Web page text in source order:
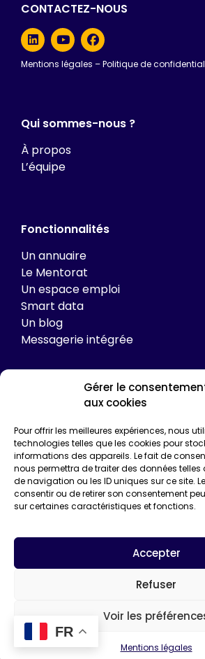
Gérer le
aux cookies
Pour offrir les meilleures expériences, nous
technologies telles que les cookies pour
informations des appareils. Le fait de
nous permettra de traiter des données
de navigation ou les ID uniques sur ce site.
consentir ou de retirer son consentement
sur certaines caractéristiques et fonctions.
Accepter
Refuser
Voir les
Mentions légales
CONTACTEZ-NOUS
Mentions légales –Politique de
Qui sommes-nous ?
À propos
L’équipe
Fonctionnalités
Un annuaire
Le Mentorat
Un espace emploi
Smart data
Un blog
Messagerie intégrée
Plateforme
Formations
Enquêtes de certification
Communication
Entreprise*
Email*
FR